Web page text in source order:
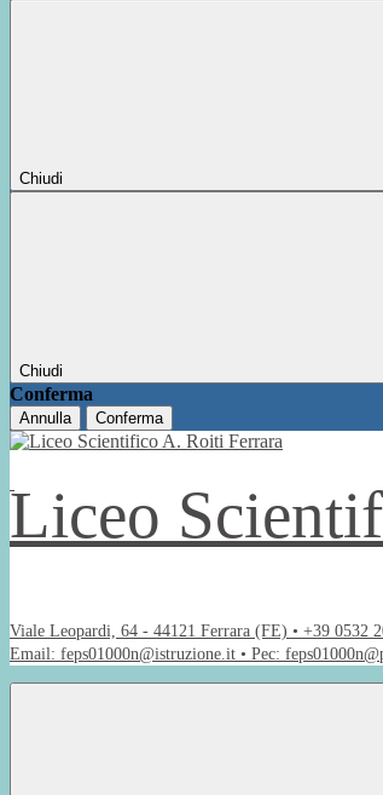
Chiudi
Chiudi
Conferma
Annulla Conferma
Liceo
Viale Leopardi, 64 - 44121 Ferrara (FE) • +39 0532
Email: feps01000n@istruzione.it • Pec: